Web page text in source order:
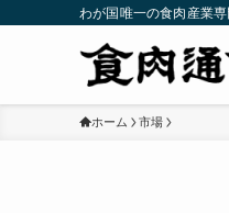
わが国唯一の食肉産業
ホーム 市場